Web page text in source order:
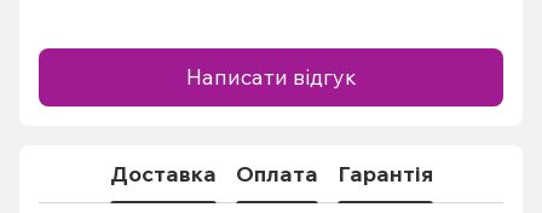
Написати відгук
Доставка Оплата Гарантія